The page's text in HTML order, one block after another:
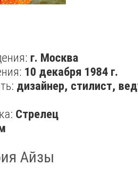
г. Москва
10 декабря 1984 г.
дизайнер, стилист,
Стрелец
Айзы